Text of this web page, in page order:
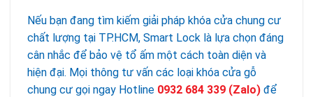
Nếu bạn đang tìm kiếm giải pháp khóa cửa chung cư
chất lượng tại TP.HCM, Smart Lock là lựa chọn đáng
cân nhắc để bảo vệ tổ ấm một cách toàn diện và
hiện đại. Mọi thông tư vấn các loại khóa cửa gỗ
chung cư gọi ngay Hotline 0932 684 339 (Zalo) để